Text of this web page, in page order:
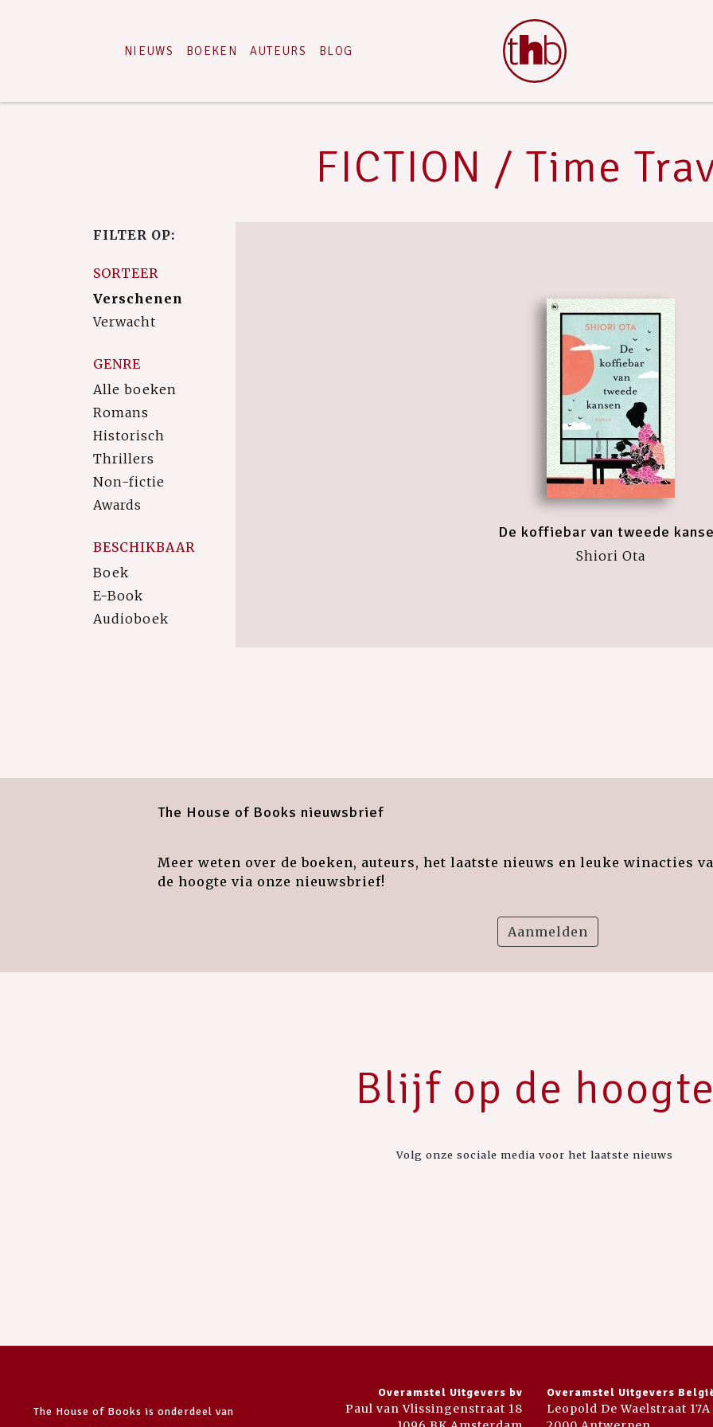
NIEUWS BOEKEN AUTEURS BLOG
FICTION / Time
FILTER OP:
SORTEER
Verschenen
Verwacht
GENRE
Alle boeken
Romans
Historisch
Thrillers
Non-fictie
Awards
BESCHIKBAAR
Boek
E-Book
Audioboek
De koffiebar van tweede
Shiori Ota
The House of Books nieuwsbrief
Meer weten over de boeken, auteurs, het laatste nieuws en leuke winacties
de hoogte via onze nieuwsbrief!
Aanmelden
Blijf op de
Volg onze sociale media voor het laatste nieuws
The House of Books is onderdeel van
Overamstel Uitgevers bv
Paul van Vlissingenstraat 18
Overamstel Uitgevers
Leopold De Waelstraat 17A